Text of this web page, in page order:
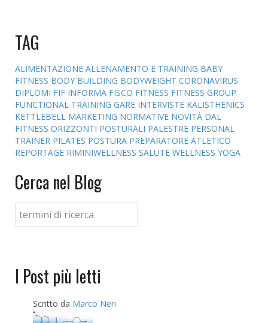
TAG
ALIMENTAZIONE ALLENAMENTO E TRAINING BABY
FITNESS BODY BUILDING BODYWEIGHT CORONAVIRUS
DIPLOMI FIF INFORMA FISCO FITNESS FITNESS GROUP
FUNCTIONAL TRAINING GARE INTERVISTE KALISTHENICS
KETTLEBELL MARKETING NORMATIVE NOVITÀ DAL
FITNESS ORIZZONTI POSTURALI PALESTRE PERSONAL
TRAINER PILATES POSTURA PREPARATORE ATLETICO
REPORTAGE RIMINIWELLNESS SALUTE WELLNESS YOGA
Cerca nel Blog
I Post più letti
Scritto da Marco Neri